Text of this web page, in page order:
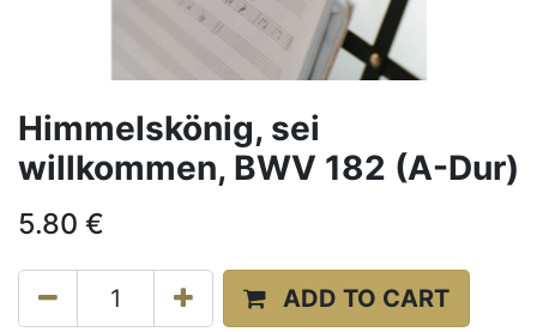
Himmelskönig, sei
willkommen, BWV 182 (A-Dur)
5.80 €
ADD TO CART